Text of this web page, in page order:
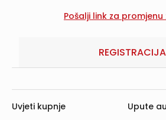
REGISTRACIJA
Uvjeti kupnje
Upute